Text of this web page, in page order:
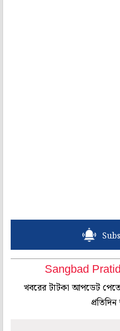
Sangbad
খবরের টাটকা আপডেট